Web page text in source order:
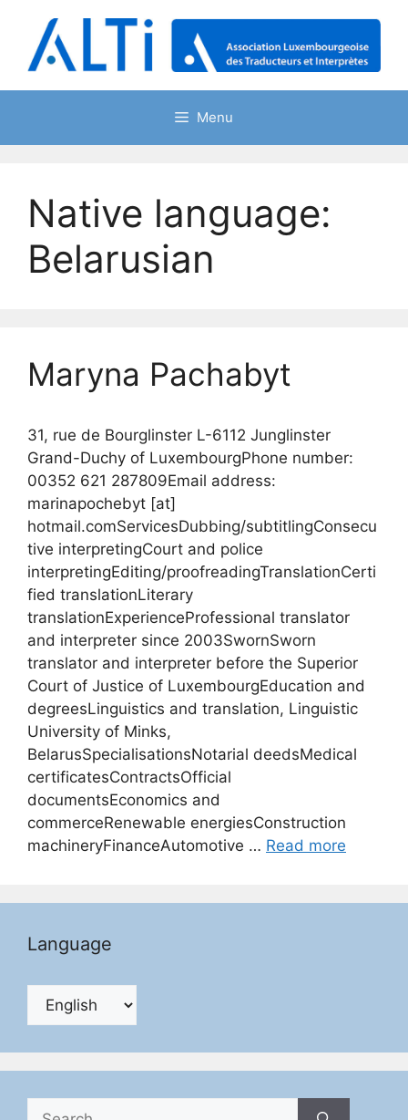
content
Menu
Native language:
Belarusian
Maryna Pachabyt
31, rue de Bourglinster L-6112 Junglinster
Grand-Duchy of LuxembourgPhone number:
00352 621 287809Email address:
marinapochebyt [at]
hotmail.comServicesDubbing/subtitlingConsecu
tive interpretingCourt and police
interpretingEditing/proofreadingTranslationCerti
fied translationLiterary
translationExperienceProfessional translator
and interpreter since 2003SwornSworn
translator and interpreter before the Superior
Court of Justice of LuxembourgEducation and
degreesLinguistics and translation, Linguistic
University of Minks,
BelarusSpecialisationsNotarial deedsMedical
certificatesContractsOfficial
documentsEconomics and
commerceRenewable energiesConstruction
machineryFinanceAutomotive … Read more
Language
Search